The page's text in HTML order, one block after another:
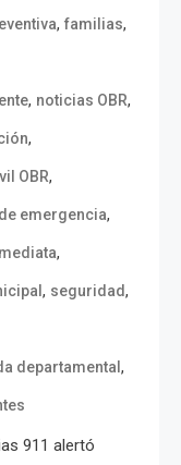
, familias,
, noticias OBR,
,
OBR,
emergencia,
,
, seguridad,
departamental ,
911 alertó